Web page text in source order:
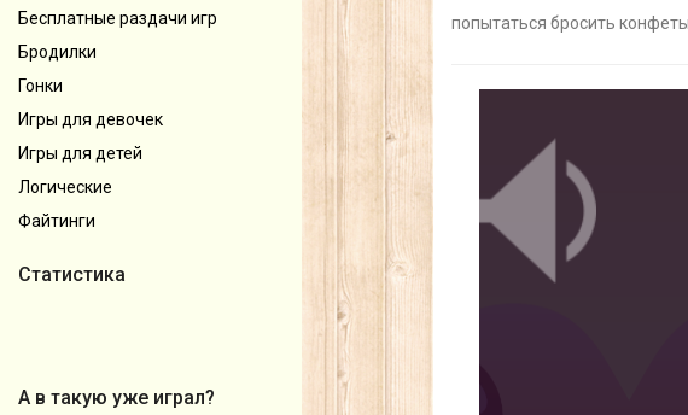
Бесплатные раздачи игр
Бродилки
Гонки
Игры для девочек
Игры для детей
Логические
Файтинги
Статистика
А в такую уже играл?
попытаться бросить